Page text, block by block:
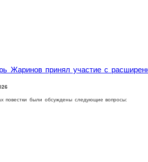
Жаринов принял участие с
повестки были обсуждены следующие вопросы: